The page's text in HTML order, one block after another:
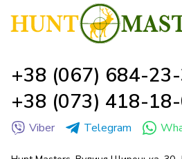
+38 (067) 684-
+38 (073) 418-
Viber Telegram